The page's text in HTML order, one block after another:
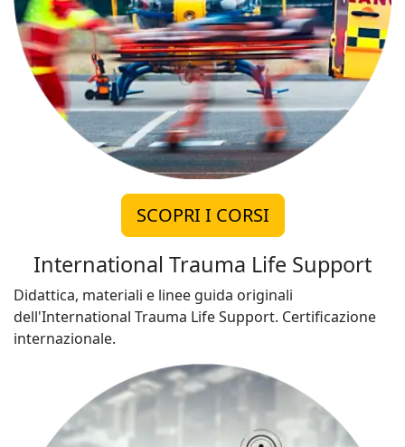
SCOPRI I CORSI
International Trauma Life Support
Didattica, materiali e linee guida originali
dell'International Trauma Life Support. Certificazione
internazionale.